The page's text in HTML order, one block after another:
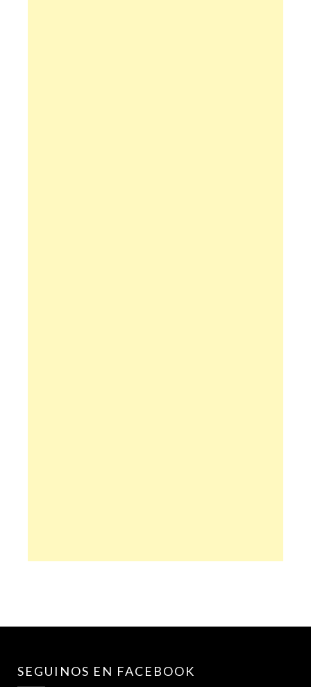
SEGUINOS EN FACEBOOK